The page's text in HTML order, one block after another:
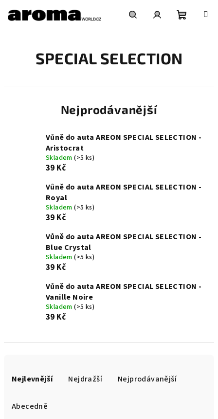
obsah
košík
SPECIAL SELECTION
Nejprodávanější
Vůně do auta AREON SPECIAL SELECTION -
Aristocrat
Skladem(>5 ks)
39 Kč
Vůně do auta AREON SPECIAL SELECTION -
Royal
Skladem(>5 ks)
39 Kč
Vůně do auta AREON SPECIAL SELECTION -
Blue Crystal
Skladem(>5 ks)
39 Kč
Vůně do auta AREON SPECIAL SELECTION -
Vanille Noire
Skladem(>5 ks)
39 Kč
Nejlevnější Nejdražší Nejprodávanější
Abecedně